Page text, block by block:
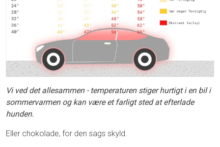
Vi ved det allesammen - temperaturen stiger hurtigt i en bil i
sommervarmen og kan være et farligt sted at efterlade
hunden.
Eller chokolade, for den sags skyld.